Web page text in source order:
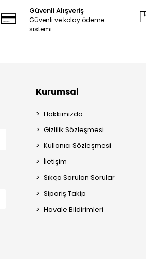
Güvenli Alışveriş
Güvenli ve kolay ödeme
sistemi
Kurumsal
Hakkımızda
Gizlilik Sözleşmesi
Kullanıcı Sözleşmesi
İletişim
Sıkça Sorulan Sorular
Sipariş Takip
Havale Bildirimleri